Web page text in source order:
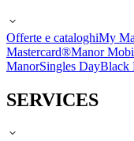
Offerte e cataloghiMy
Mastercard®Manor
ManorSingles DayBlack
SERVICES